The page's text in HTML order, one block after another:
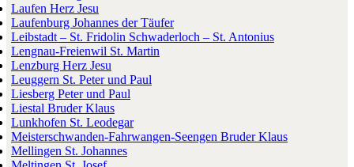
Laufen Herz Jesu
Laufenburg Johannes der Täufer
Leibstadt – St. Fridolin Schwaderloch – St. Antonius
Lengnau-Freienwil St. Martin
Lenzburg Herz Jesu
Leuggern St. Peter und Paul
Liesberg Peter und Paul
Liestal Bruder Klaus
Lunkhofen St. Leodegar
Meisterschwanden-Fahrwangen-Seengen Bruder Klaus
Mellingen St. Johannes